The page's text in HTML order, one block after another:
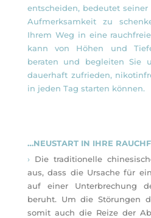
entscheiden, bedeutet
Aufmerksamkeit zu
Ihrem Weg in eine
kann von Höhen und
beraten und begleiten Sie
dauerhaft zufrieden,
in jeden Tag starten können.
…NEUSTART IN IHRE
› Die traditionelle
aus, dass die Ursache für
auf einer Unterbrechung
beruht. Um die Störungen
somit auch die Reize der